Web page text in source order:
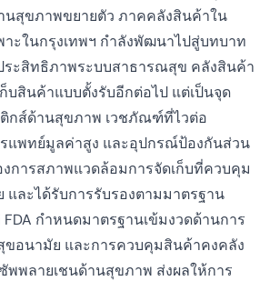
นสุขภาพขยายตัว ภาคคลังสินค้าใน
าะในกรุงเทพฯ กำลังพัฒนาไปสู่บทบาท
ระสิทธิภาพระบบสาธารณสุข คลังสินค้า
บสินค้าแบบตั้งรับอีกต่อไป แต่เป็นจุด
กส์ด้านสุขภาพ เวชภัณฑ์ที่ไวต่อ
พทย์มูลค่าสูง และอุปกรณ์ป้องกันส่วน
การสภาพแวดล้อมการจัดเก็บที่ควบคุม
ละได้รับการรับรองตามมาตรฐาน
กำหนดมาตรฐานเข้มงวดด้านการ
ขอนามัย และการควบคุมสินค้าคงคลัง
พพลายเชนด้านสุขภาพ ส่งผลให้การ